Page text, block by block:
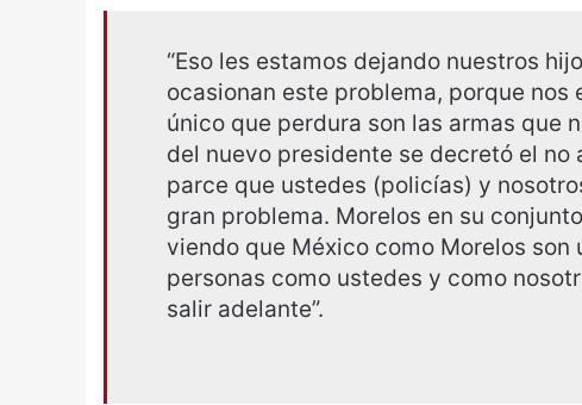
“Eso les estamos dejando nuestros
ocasionan este problema, porque
único que perdura son las armas que
del nuevo presidente se decretó el no
parce que ustedes (policías) y
gran problema. Morelos en su
viendo que México como Morelos
personas como ustedes y como
salir adelante”.